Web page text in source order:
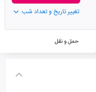
تغییر تاریخ و تعداد شب
حمل و نقل